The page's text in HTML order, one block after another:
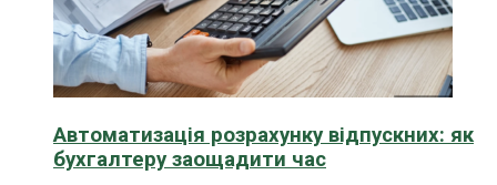
Автоматизація розрахунку відпускних: як
бухгалтеру заощадити час